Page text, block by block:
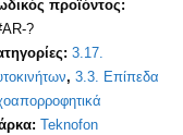
προϊόντος:
?
3.17.
, 3.3. Επίπεδα
Teknofon